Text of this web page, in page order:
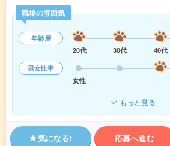
職場の雰囲気
年齢層
20代
30代 40代
男女比率
女性
もっと見る
気になる! 応募へ進む